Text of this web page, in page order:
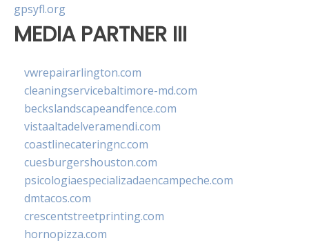
gpsyfl.org
MEDIA PARTNER III
vwrepairarlington.com
cleaningservicebaltimore-md.com
beckslandscapeandfence.com
vistaaltadelveramendi.com
coastlinecateringnc.com
cuesburgershouston.com
psicologiaespecializadaencampeche.com
dmtacos.com
crescentstreetprinting.com
hornopizza.com